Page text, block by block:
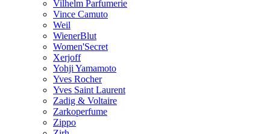
Vilhelm Parfumerie
Vince Camuto
Weil
WienerBlut
Women'Secret
Xerjoff
Yohji Yamamoto
Yves Rocher
Yves Saint Laurent
Zadig & Voltaire
Zarkoperfume
Zippo